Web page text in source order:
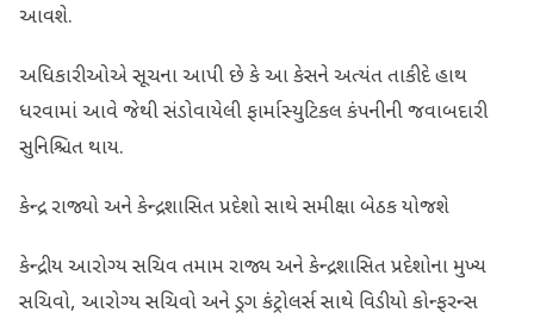
આવશે.
અધિકારીઓએ સૂચના આપી છે કે આ કેસને અત્યંત તાકીદે હાથ
ધરવામાં આવે જેથી સંડોવાયેલી ફાર્માસ્યુટિકલ કંપનીની જવાબદારી
સુનિશ્ચિત થાય.
કેન્દ્ર રાજ્યો અને કેન્દ્રશાસિત પ્રદેશો સાથે સમીક્ષા બેઠક યોજશે
કેન્દ્રીય આરોગ્ય સચિવ તમામ રાજ્ય અને કેન્દ્રશાસિત પ્રદેશોના મુખ્ય
સચિવો, આરોગ્ય સચિવો અને ડ્રગ કંટ્રોલર્સ સાથે વિડીયો કોન્ફરન્સ